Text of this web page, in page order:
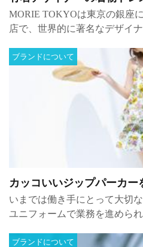
MORIE TOKYOは東京の銀座
店で、世界的に著名なデザイ
カッコいいジップパーカー
ブランドについて
いまでは働き手にとって大切
ユニフォームで業務を進めら
ブランドについて